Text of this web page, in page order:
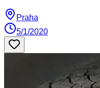
Praha
5/1/2020